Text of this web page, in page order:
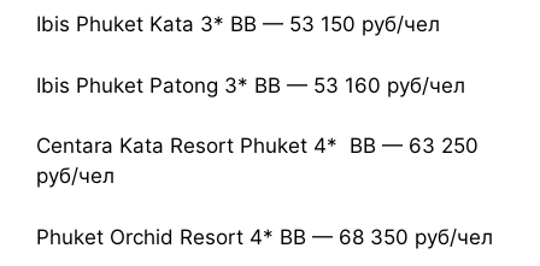
Ibis Phuket Kata 3* BB — 53 150 руб/чел
Ibis Phuket Patong 3* ВВ — 53 160 руб/чел
Centara Kata Resort Phuket 4* BB — 63 250
руб/чел
Phuket Orchid Resort 4* ВВ — 68 350 руб/чел